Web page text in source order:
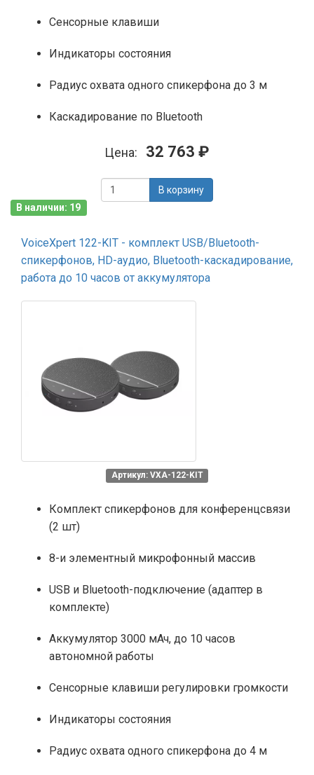
Сенсорные клавиши
Индикаторы состояния
Радиус охвата одного спикерфона до 3 м
Каскадирование по Bluetooth
Цена: 32 763 ₽
В корзину
В наличии: 19
VoiceXpert 122-KIT - комплект USB/Bluetooth-
спикерфонов, HD-аудио, Bluetooth-каскадирование,
работа до 10 часов от аккумулятора
Артикул: VXA-122-KIT
Комплект спикерфонов для конференцсвязи
(2 шт)
8-и элементный микрофонный массив
USB и Bluetooth-подключение (адаптер в
комплекте)
Аккумулятор 3000 мАч, до 10 часов
автономной работы
Сенсорные клавиши регулировки громкости
Индикаторы состояния
Радиус охвата одного спикерфона до 4 м